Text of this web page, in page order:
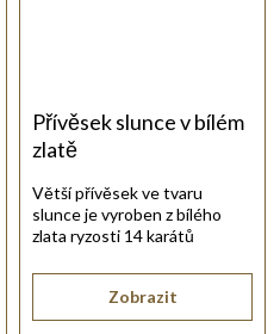
Přívěsek slunce v bílém
zlatě
Zobrazit
Větší přívěsek ve tvaru
slunce je vyroben z bílého
zlata ryzosti 14 karátů
lesku.